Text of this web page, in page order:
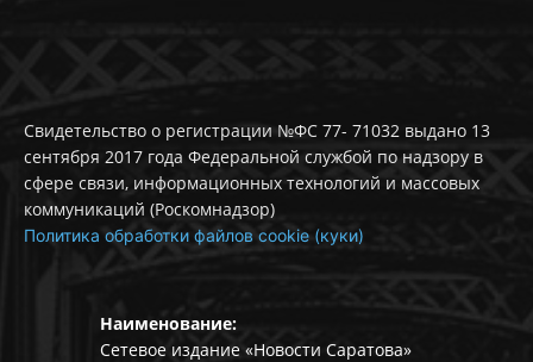
Свидетельство о регистрации №ФС 77- 71032 выдано 13
сентября 2017 года Федеральной службой по надзору в
сфере связи, информационных технологий и массовых
коммуникаций (Роскомнадзор)
Политика обработки файлов cookie (куки)
Наименование:
Сетевое издание «Новости Саратова»